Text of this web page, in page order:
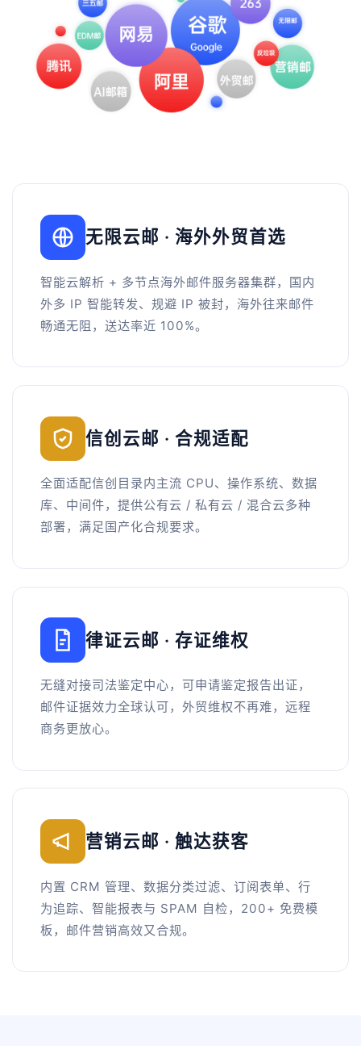
无限云邮 · 海外外贸首选
智能云解析 + 多节点海外邮件服务器集群，国内
外多 IP 智能转发、规避 IP 被封，海外往来邮件
畅通无阻，送达率近 100%。
信创云邮 · 合规适配
全面适配信创目录内主流 CPU、操作系统、数据
库、中间件，提供公有云 / 私有云 / 混合云多种
部署，满足国产化合规要求。
律证云邮 · 存证维权
无缝对接司法鉴定中心，可申请鉴定报告出证，
邮件证据效力全球认可，外贸维权不再难，远程
商务更放心。
营销云邮 · 触达获客
内置 CRM 管理、数据分类过滤、订阅表单、行
为追踪、智能报表与 SPAM 自检，200+ 免费模
板，邮件营销高效又合规。